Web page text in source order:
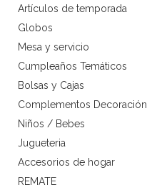
Artículos de temporada
Globos
Mesa y servicio
Cumpleaños Temáticos
Bolsas y Cajas
Complementos Decoración
Niños / Bebes
Jugueteria
Accesorios de hogar
REMATE